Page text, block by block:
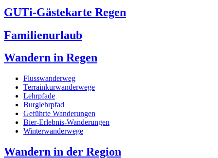
GUTi-Gästekarte Regen
Familienurlaub
Wandern in Regen
Flusswanderweg
Terrainkurwanderwege
Lehrpfade
Burglehrpfad
Geführte Wanderungen
Bier-Erlebnis-Wanderungen
Winterwanderwege
Wandern in der Region